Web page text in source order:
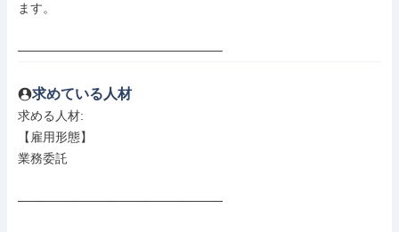
ます。
───────────────────────
求めている人材
求める人材:
【雇用形態】
業務委託
───────────────────────